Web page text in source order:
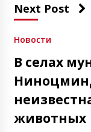
Next Post
Новости
В селах
животных